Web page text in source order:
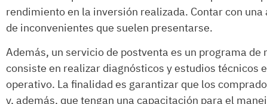
rendimiento en la inversión realizada. Contar con
de inconvenientes que suelen presentarse.
Además, un servicio de postventa es un programa
consiste en realizar diagnósticos y estudios
operativo. La finalidad es garantizar que los